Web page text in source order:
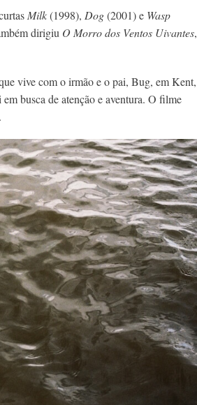
Milk(1998), Dog(2001) e Wasp
dirigiu O Morro dos Ventos Uivantes,
vive com o irmão e o pai, Bug, em Kent,
busca de atenção e aventura. O filme